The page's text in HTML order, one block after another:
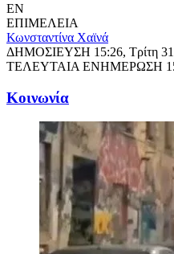
EN
ΕΠΙΜΕΛΕΙΑ
Κωνσταντίνα Χαϊνά
ΔΗΜΟΣΙΕΥΣΗ 15:26, Τρίτη
ΤΕΛΕΥΤΑΙΑ ΕΝΗΜΕΡΩΣΗ
Κοινωνία